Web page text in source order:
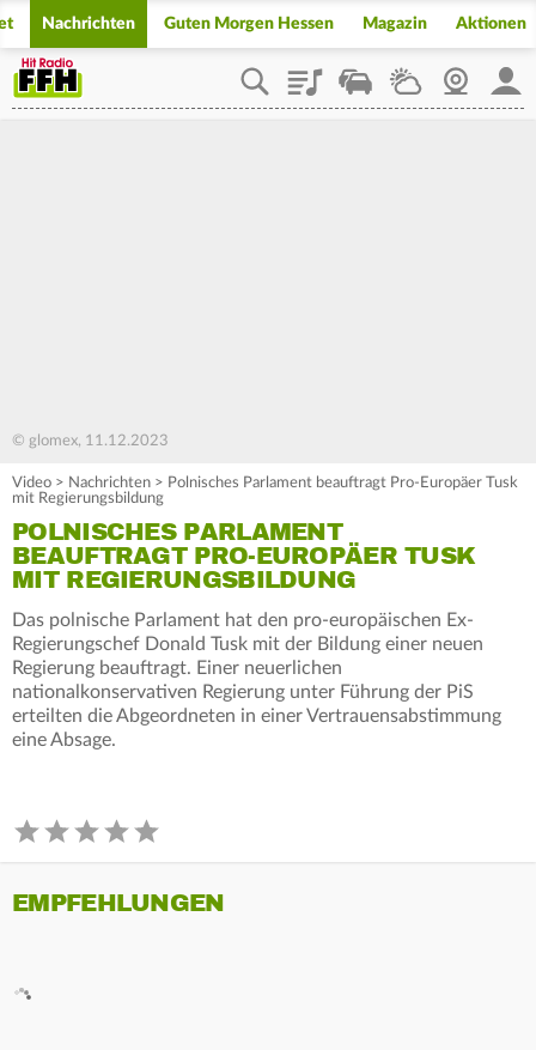
Nachrichten Guten Morgen Hessen Magazin Aktionen
PlaylistStaupilotWetterWebcam
© glomex, 11.12.2023
Video > Nachrichten > Polnisches Parlament beauftragt Pro-Europäer Tusk
mit Regierungsbildung
POLNISCHES PARLAMENT
BEAUFTRAGT PRO-EUROPÄER TUSK
MIT REGIERUNGSBILDUNG
Das polnische Parlament hat den pro-europäischen Ex-
Regierungschef Donald Tusk mit der Bildung einer neuen
Regierung beauftragt. Einer neuerlichen
nationalkonservativen Regierung unter Führung der PiS
erteilten die Abgeordneten in einer Vertrauensabstimmung
eine Absage.
EMPFEHLUNGEN